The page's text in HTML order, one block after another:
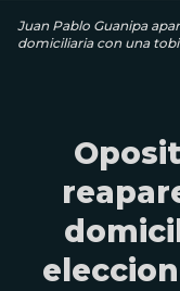
Juan Pablo Guanipa
domiciliaria con una